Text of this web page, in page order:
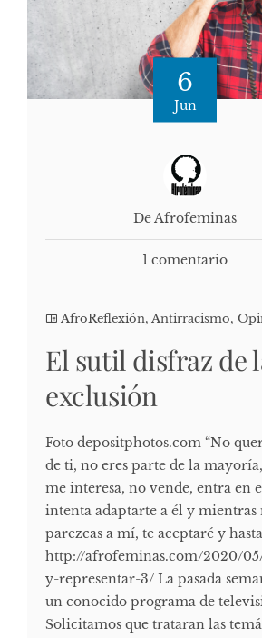
6
Jun
De Afrofeminas
1 comentario
AfroReflexión, Antirracismo,
El sutil disfraz de
exclusión
Foto depositphotos.com “No
de ti, no eres parte de la
me interesa, no vende, entra en
intenta adaptarte a él y mientras
parezcas a mí, te aceptaré y
http://afrofeminas.com/2020/
y-representar-3/ La pasada
un conocido programa de
Solicitamos que trataran las